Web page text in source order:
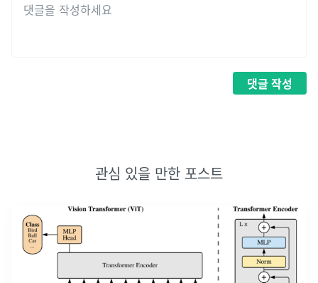
댓글 작성
관심 있을 만한 포스트